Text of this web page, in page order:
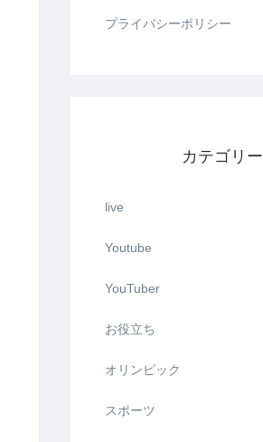
プライバシーポリシー
カテゴリー
live
Youtube
YouTuber
お役立ち
オリンピック
スポーツ